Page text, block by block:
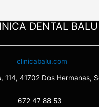
DENTAL BALU
clinicabalu.com
114, 41702 Dos Hermanas,
672 47 88 53